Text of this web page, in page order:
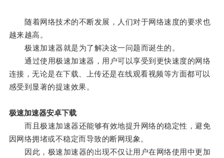
随着网络技术的不断发展，人们对于网络速度的要求也
越来越高。
极速加速器就是为了解决这一问题而诞生的。
通过使用极速加速器，用户可以享受到更快速度的网络
连接，无论是在下载、上传还是在线观看视频等方面都可以
感受到显著的提速效果。
极速加速器安卓下载
而且极速加速器还能够有效地提升网络的稳定性，避免
因网络拥堵或不稳定而导致的断网现象。
因此，极速加速器的出现不仅让用户在网络使用中更加